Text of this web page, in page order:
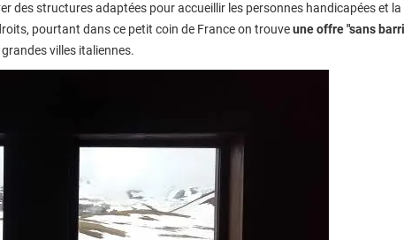
des structures adaptées pour accueillir les personnes handicapées et
pourtant dans ce petit coin de France on trouveune offre "sans
villes italiennes.